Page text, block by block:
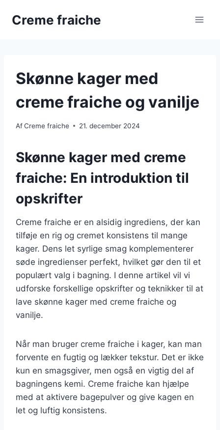
Creme fraiche
Skønne kager med
creme fraiche og vanilje
AfCreme fraiche 21. december 2024
Skønne kager med creme
fraiche: En introduktion til
opskrifter
Creme fraiche er en alsidig ingrediens, der kan
tilføje en rig og cremet konsistens til mange
kager. Dens let syrlige smag komplementerer
søde ingredienser perfekt, hvilket gør den til et
populært valg i bagning. I denne artikel vil vi
udforske forskellige opskrifter og teknikker til at
lave skønne kager med creme fraiche og
vanilje.
Når man bruger creme fraiche i kager, kan man
forvente en fugtig og lækker tekstur. Det er ikke
kun en smagsgiver, men også en vigtig del af
bagningens kemi. Creme fraiche kan hjælpe
med at aktivere bagepulver og give kagen en
let og luftig konsistens.